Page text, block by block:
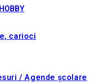
carioci
/ Agende școlare